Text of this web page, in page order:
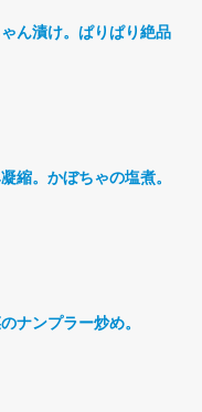
ん漬け。ぱりぱり絶品。
縮。かぼちゃの塩煮。
ナンプラー炒め。